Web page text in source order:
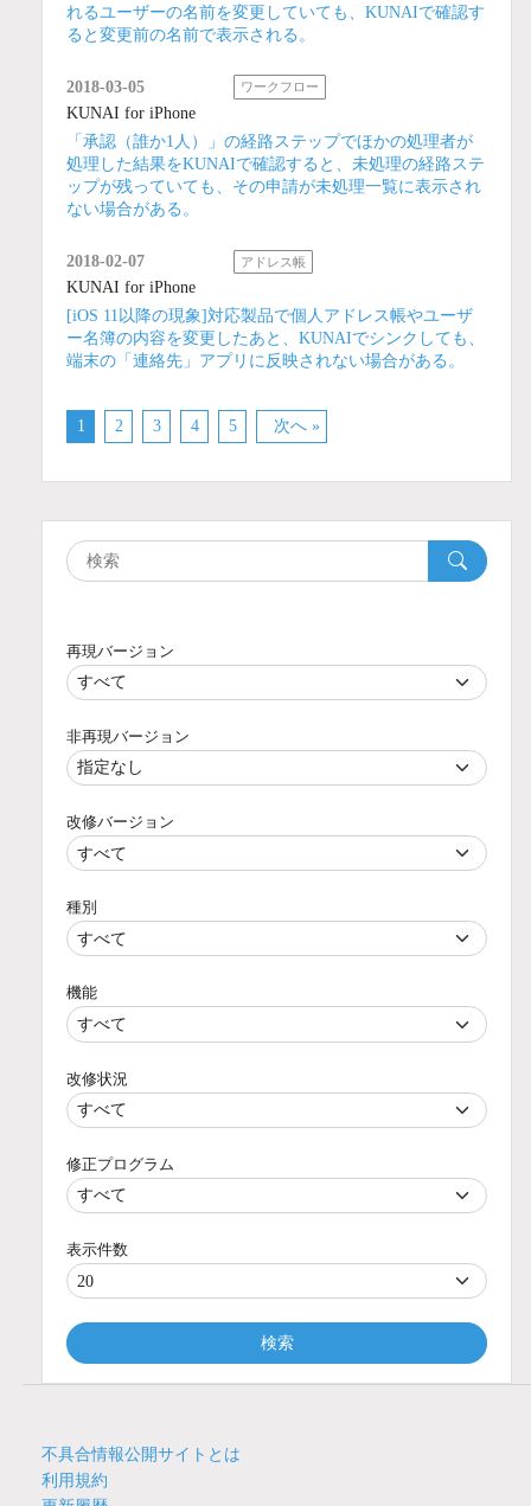
れるユーザーの名前を変更していても、KUNAIで確認す
ると変更前の名前で表示される。
2018-03-05 ワークフロー
KUNAI for iPhone
「承認（誰か1人）」の経路ステップでほかの処理者が
処理した結果をKUNAIで確認すると、未処理の経路ステ
ップが残っていても、その申請が未処理一覧に表示され
ない場合がある。
2018-02-07 アドレス帳
KUNAI for iPhone
[iOS 11以降の現象]対応製品で個人アドレス帳やユーザ
ー名簿の内容を変更したあと、KUNAIでシンクしても、
端末の「連絡先」アプリに反映されない場合がある。
1 2 3 4 5 次へ »
再現バージョン
非再現バージョン
改修バージョン
種別
機能
改修状況
修正プログラム
表示件数
検索
不具合情報公開サイトとは
利用規約